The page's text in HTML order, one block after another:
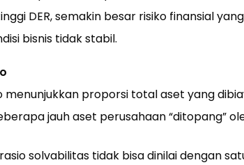
DER, semakin besar risiko finansial
bisnis tidak stabil.
menunjukkan proporsi total aset yang
jauh aset perusahaan “ditopang”
solvabilitas tidak bisa dinilai dengan